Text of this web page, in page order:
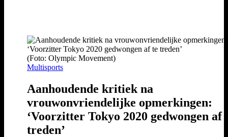
(Foto: Olympic Movement)
Multisports
Aanhoudende kritiek na
vrouwonvriendelijke opmerkingen:
‘Voorzitter Tokyo 2020 gedwongen af
treden’